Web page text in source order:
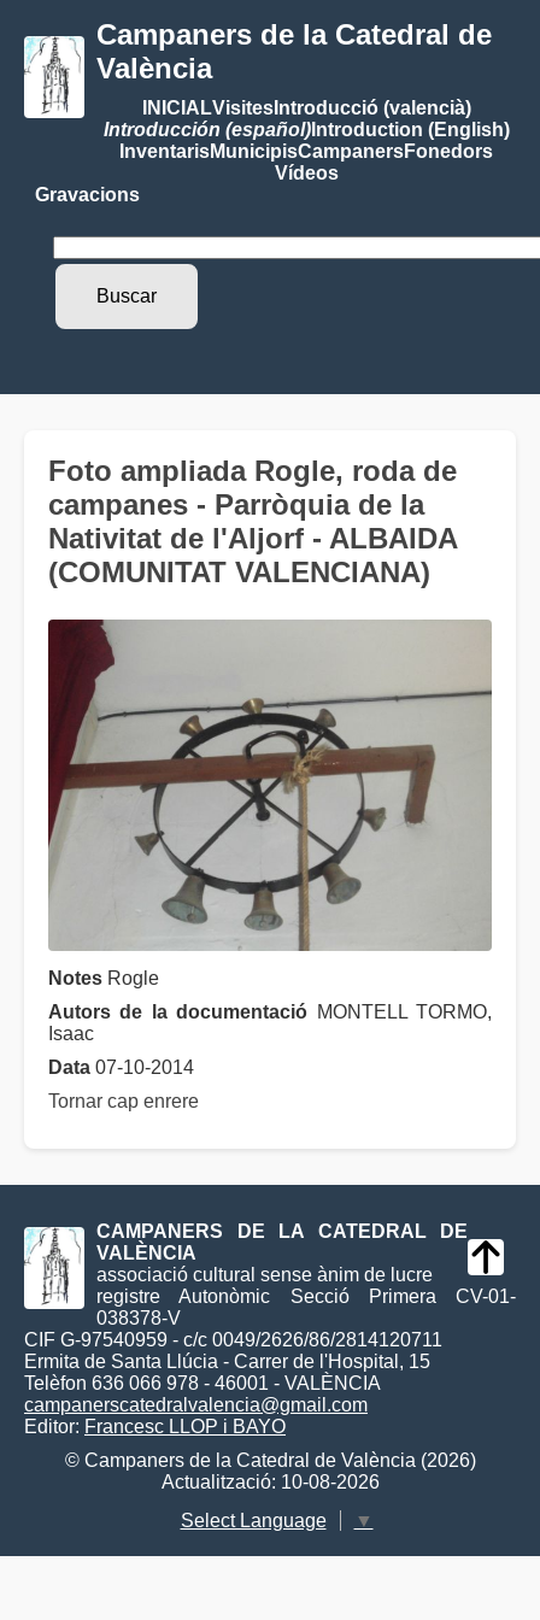
Campaners de la Catedral de
València
INICIALVisitesIntroducció (valencià)
Introducción (español)Introduction (English)
InventarisMunicipisCampanersFonedors
Vídeos
Gravacions
Foto ampliada Rogle, roda de
campanes - Parròquia de la
Nativitat de l'Aljorf - ALBAIDA
(COMUNITAT VALENCIANA)
Notes Rogle
Autors de la documentació MONTELL TORMO,
Isaac
Data 07-10-2014
Tornar cap enrere
CAMPANERS DE LA CATEDRAL DE
VALÈNCIA
associació cultural sense ànim de lucre
registre Autonòmic Secció Primera CV-01-
038378-V
CIF G-97540959 - c/c 0049/2626/86/2814120711
Ermita de Santa Llúcia - Carrer de l'Hospital, 15
Telèfon 636 066 978 - 46001 - VALÈNCIA
campanerscatedralvalencia@gmail.com
Editor: Francesc LLOP i BAYO
© Campaners de la Catedral de València (2026)
Actualització: 10-08-2026
Select Language
▼